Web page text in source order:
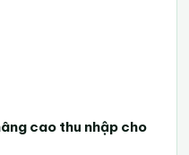
cao thu nhập cho